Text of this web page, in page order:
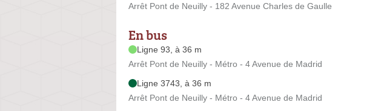
Arrêt Pont de Neuilly - 182 Avenue Charles de Gaulle
En bus
Ligne 93, à 36 m
Arrêt Pont de Neuilly - Métro - 4 Avenue de Madrid
Ligne 3743, à 36 m
Arrêt Pont de Neuilly - Métro - 4 Avenue de Madrid